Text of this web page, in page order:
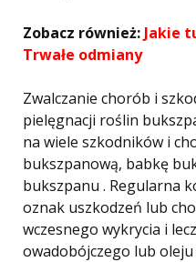
Zobacz również: Jakie
Trwałe odmiany
Zwalczanie chorób i
pielęgnacji roślin
na wiele szkodników i
bukszpanową, babkę
bukszpanu . Regularna
oznak uszkodzeń lub
wczesnego wykrycia i
owadobójczego lub